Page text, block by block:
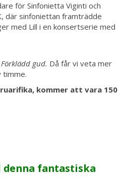
för Sinfonietta Viginti och
där sinfoniettan framträdde
med Lill i en konsertserie med
Förklädd gud. Då får vi veta mer
timme.
kommer att vara 150
denna fantastiska